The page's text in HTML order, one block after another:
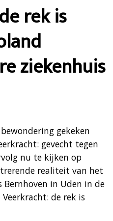
rek is
ziekenhuis
gekeken
gevecht tegen
nu te kijken op
realiteit van het
Bernhoven in Uden in de
de rek is